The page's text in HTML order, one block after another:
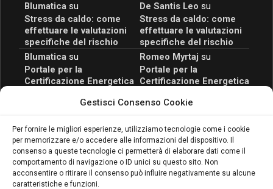
Gestisci Consenso Cookie
Per fornire le migliori esperienze, utilizziamo tecnologie come i cookie
per memorizzare e/o accedere alle informazioni del dispositivo. Il
consenso a queste tecnologie ci permetterà di elaborare dati come il
comportamento di navigazione o ID unici su questo sito. Non
acconsentire o ritirare il consenso può influire negativamente su alcune
caratteristiche e funzioni.
Blumaticasu
Stress da caldo: come
effettuare le valutazioni
specifiche del rischio
De Santis Leo su
Stress da caldo: come
effettuare le valutazioni
specifiche del rischio
Blumatica su
Portale per la
Certificazione Energetica
scopri il Corso Blumatica
Romeo Myrtaj su
Portale per la
Certificazione Energetica
scopri il Corso Blumatica
Blumaticasu
Coordinatore della
Sicurezza: cosa è
richiesto per abilitazione
e aggiornamento